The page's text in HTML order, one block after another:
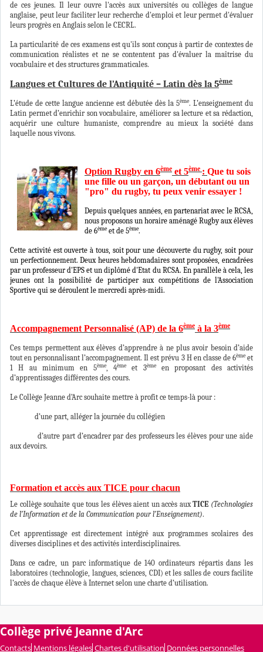
de ces jeunes. Il leur ouvre l'accès aux universités ou collèges de langue
anglaise, peut leur faciliter leur recherche d'emploi et leur permet d'évaluer
leurs progrès en Anglais selon le CECRL.
La particularité de ces examens est qu'ils sont conçus à partir de contextes de
communication réalistes et ne se contentent pas d'évaluer la maîtrise du
vocabulaire et des structures grammaticales.
Langues et Cultures de l’Antiquité – Latin dès la 5ème
L’étude de cette langue ancienne est débutée dès la 5ème. L’enseignement du
Latin permet d’enrichir son vocabulaire, améliorer sa lecture et sa rédaction,
acquérir une culture humaniste, comprendre au mieux la société dans
laquelle nous vivons.
Option Rugby en 6ème et 5ème : Que tu sois
une fille ou un garçon, un débutant ou un
"pro" du rugby, tu peux venir essayer !
Depuis quelques années, en partenariat avec le RCSA,
nous proposons un horaire aménagé Rugby aux élèves
de 6ème et de 5ème.
Cette activité est ouverte à tous, soit pour une découverte du rugby, soit pour
un perfectionnement. Deux heures hebdomadaires sont proposées, encadrées
par un professeur d'EPS et un diplômé d'Etat du RCSA. En parallèle à cela, les
jeunes ont la possibilité de participer aux compétitions de l'Association
Sportive qui se déroulent le mercredi après-midi.
Accompagnement Personnalisé (AP) de la 6ème à la 3ème
Ces temps permettent aux élèves d’apprendre à ne plus avoir besoin d’aide
tout en personnalisant l’accompagnement. Il est prévu 3 H en classe de 6èmeet
1 H au minimum en 5ème, 4ème et 3èmeen proposant des activités
d’apprentissages différentes des cours.
Le Collège Jeanne d’Arc souhaite mettre à profit ce temps-là pour :
d’une part, alléger la journée du collégien
d’autre part d’encadrer par des professeurs les élèves pour une aide
aux devoirs.
Formation et accès aux TICE pour chacun
Le collège souhaite que tous les élèves aient un accès auxTICE (Technologies
de l’Information et de la Communication pour l’Enseignement).
Cet apprentissage est directement intégré aux programmes scolaires des
diverses disciplines et des activités interdisciplinaires.
Dans ce cadre, un parc informatique de 140 ordinateurs répartis dans les
laboratoires (technologie, langues, sciences, CDI) et les salles de cours facilite
l’accès de chaque élève à Internet selon une charte d’utilisation.
Collège privé Jeanne d'Arc
Contacts Mentions légales Chartes d'utilisation Données personnelles